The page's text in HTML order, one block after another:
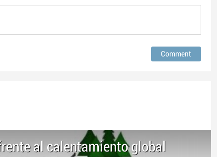
al calentamiento global